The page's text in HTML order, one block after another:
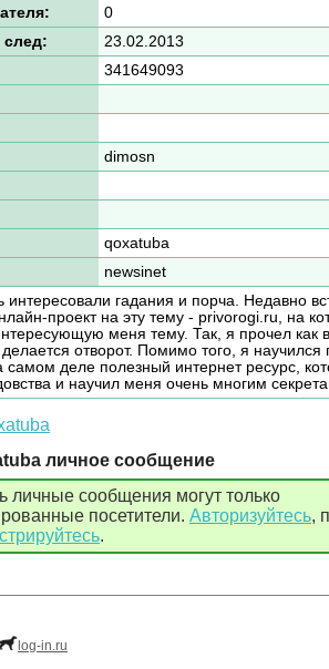
0
23.02.2013
341649093
dimosn
qoxatuba
newsinet
интересовали гадания и порча. Недавно
проект на эту тему - privorogi.ru, на
меня тему. Так, я прочел как
отворот. Помимо того, я научился
самом деле полезный интернет ресурс,
и научил меня очень многим
личное сообщение
личные сообщения могут только
посетители. Авторизуйтесь,
.
log-in.ru